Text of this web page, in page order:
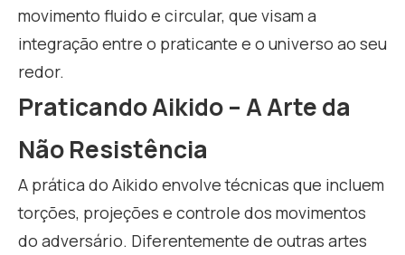
movimento fluido e circular, que visam a
integração entre o praticante e o universo ao seu
redor.
Praticando Aikido – A Arte da
Não Resistência
A prática do Aikido envolve técnicas que incluem
torções, projeções e controle dos movimentos
do adversário. Diferentemente de outras artes